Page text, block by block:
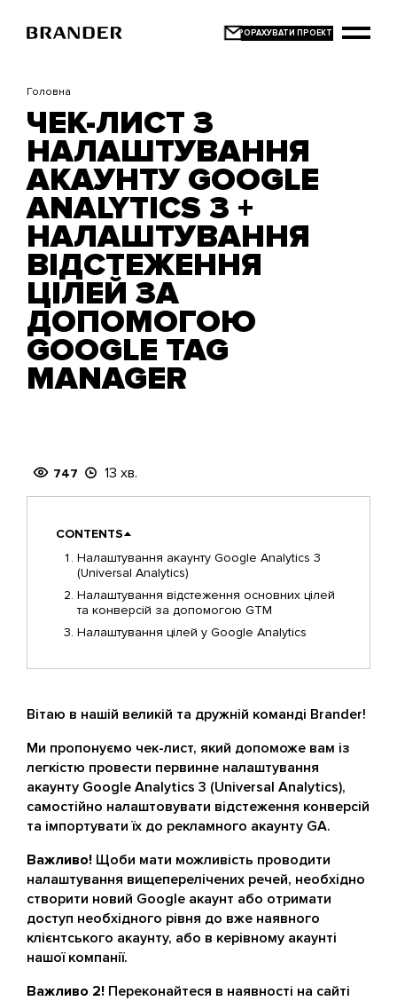
основного
Головна
ЧЕК-ЛИСТ З
НАЛАШТУВАННЯ
АКАУНТУ GOOGLE
ANALYTICS 3 +
НАЛАШТУВАННЯ
ВІДСТЕЖЕННЯ
ЦІЛЕЙ ЗА
ДОПОМОГОЮ
GOOGLE TAG
MANAGER
747 13 хв.
CONTENTS
Налаштування акаунту Google Analytics 3
(Universal Analytics)
Налаштування відстеження основних цілей
та конверсій за допомогою GTM
Налаштування цілей у Google Analytics
Вітаю в нашій великій та дружній команді Brander!
Ми пропонуємо чек-лист, який допоможе вам із
легкістю провести первинне налаштування
акаунту Google Analytics 3 (Universal Analytics),
самостійно налаштовувати відстеження конверсій
та імпортувати їх до рекламного акаунту GA.
Важливо! Щоби мати можливість проводити
налаштування вищеперелічених речей, необхідно
створити новий Google акаунт або отримати
доступ необхідного рівня до вже наявного
клієнтського акаунту, або в керівному акаунті
нашої компанії.
Важливо 2! Переконайтеся в наявності на сайті